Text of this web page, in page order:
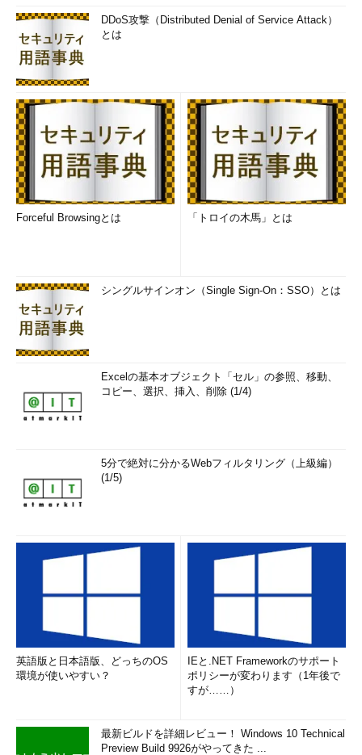
DDoS攻撃（Distributed Denial of Service Attack）
とは
Forceful Browsingとは 「トロイの木馬」とは
シングルサインオン（Single Sign-On：SSO）とは
Excelの基本オブジェクト「セル」の参照、移動、
コピー、選択、挿入、削除 (1/4)
5分で絶対に分かるWebフィルタリング（上級編）
(1/5)
英語版と日本語版、どっちのOS
環境が使いやすい？
IEと.NET Frameworkのサポート
ポリシーが変わります（1年後で
すが……）
最新ビルドを詳細レビュー！ Windows 10 Technical
Preview Build 9926がやってきた ...